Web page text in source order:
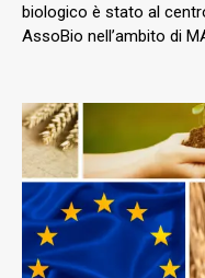
biologico è stato al
AssoBio nell’ambito di